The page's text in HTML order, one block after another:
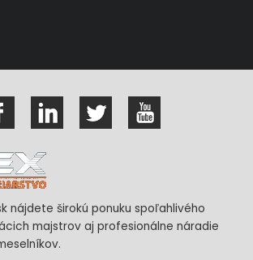
nájdete širokú ponuku spoľahlivého
majstrov aj profesionálne náradie